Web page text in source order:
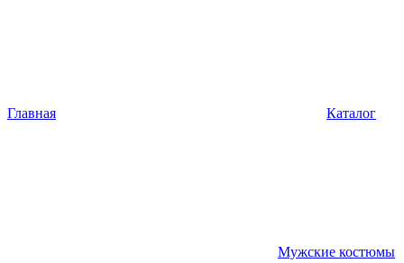
Главная Каталог
Мужские костюмы